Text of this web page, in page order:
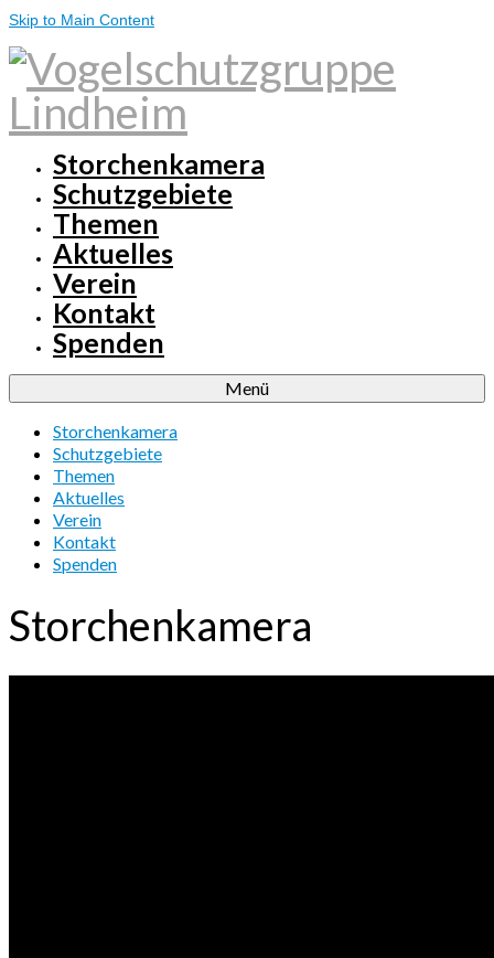
Skip to Main Content
Storchenkamera
Schutzgebiete
Themen
Aktuelles
Verein
Kontakt
Spenden
Menü
Storchenkamera
Schutzgebiete
Themen
Aktuelles
Verein
Kontakt
Spenden
Storchenkamera